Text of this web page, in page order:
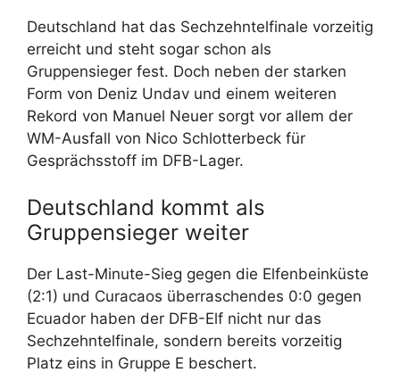
Deutschland hat das Sechzehntelfinale vorzeitig
erreicht und steht sogar schon als
Gruppensieger fest. Doch neben der starken
Form von Deniz Undav und einem weiteren
Rekord von Manuel Neuer sorgt vor allem der
WM-Ausfall von Nico Schlotterbeck für
Gesprächsstoff im DFB-Lager.
Deutschland kommt als
Gruppensieger weiter
Der Last-Minute-Sieg gegen die Elfenbeinküste
(2:1) und Curacaos überraschendes 0:0 gegen
Ecuador haben der DFB-Elf nicht nur das
Sechzehntelfinale, sondern bereits vorzeitig
Platz eins in Gruppe E beschert.